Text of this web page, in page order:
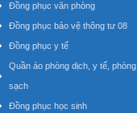
Đồng phục văn phòng
Đồng phục bảo vệ thông tư 08
Đồng phục y tế
Quần áo phòng dịch, y tế, phòng
sạch
Đồng phục học sinh